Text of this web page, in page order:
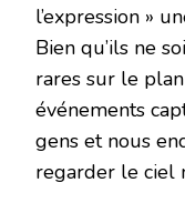
l’expression »
Bien qu’ils ne
rares sur le
événements
gens et nous
regarder le ciel